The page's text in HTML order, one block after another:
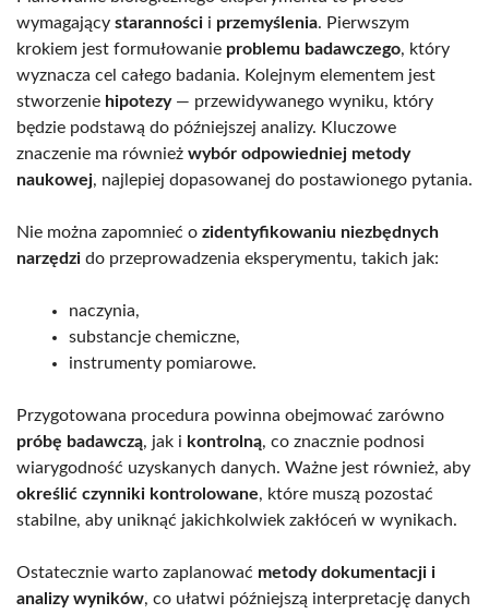
wymagający staranności i przemyślenia. Pierwszym
krokiem jest formułowanie problemu badawczego, który
wyznacza cel całego badania. Kolejnym elementem jest
stworzenie hipotezy— przewidywanego wyniku, który
będzie podstawą do późniejszej analizy. Kluczowe
znaczenie ma również wybór odpowiedniej metody
naukowej, najlepiej dopasowanej do postawionego pytania.
Nie można zapomnieć o zidentyfikowaniu niezbędnych
narzędzi do przeprowadzenia eksperymentu, takich jak:
naczynia,
substancje chemiczne,
instrumenty pomiarowe.
Przygotowana procedura powinna obejmować zarówno
próbę badawczą, jak i kontrolną, co znacznie podnosi
wiarygodność uzyskanych danych. Ważne jest również, aby
określić czynniki kontrolowane, które muszą pozostać
stabilne, aby uniknąć jakichkolwiek zakłóceń w wynikach.
Ostatecznie warto zaplanować metody dokumentacji i
analizy wyników, co ułatwi późniejszą interpretację danych